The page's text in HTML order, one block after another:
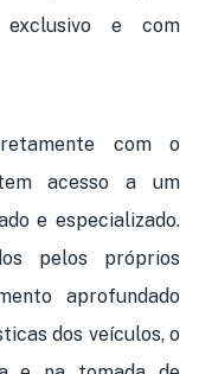
e com
com o
acesso a um
e especializado.
pelos próprios
aprofundado
dos veículos, o